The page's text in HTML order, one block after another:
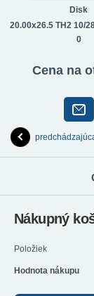
Disk
20.00x26.5 TH2 10/
0
Cena na
Nákupný
Položiek
Hodnota nákupu